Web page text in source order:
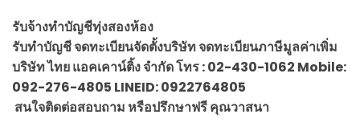
รับจ้างทำบัญชีทุ่งสองห้อง
รับทำบัญชี จดทะเบียนจัดตั้งบริษัท จดทะเบียนภาษีมูลค่าเพิ่ม
บริษัท ไทย แอคเคาน์ติ้ง จำกัด โทร : 02-430-1062 Mobile:
092-276-4805 LINEID: 0922764805
สนใจติดต่อสอบถาม หรือปรึกษาฟรี คุณวาสนา